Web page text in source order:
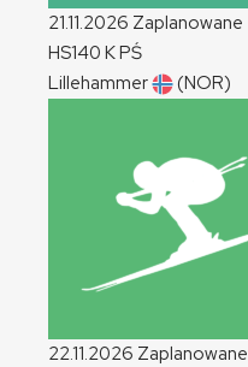
21.11.2026 Zaplanowane
HS140 KPŚ
Lillehammer
(NOR)
22.11.2026 Zaplanowane